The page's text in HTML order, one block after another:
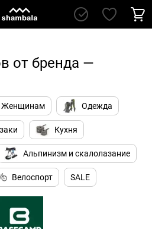
от бренда —
Женщинам Одежда
Кухня
Альпинизм и скалолазание
Велоспорт SALE